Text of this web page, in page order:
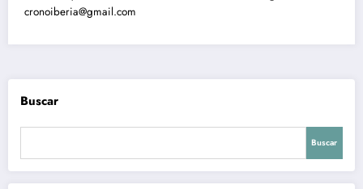
cronoiberia@gmail.com
Buscar
Buscar